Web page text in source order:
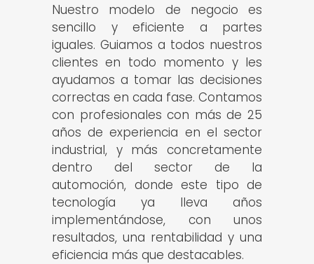
Nuestro modelo de negocio es
sencillo y eficiente a partes
iguales. Guiamos a todos nuestros
clientes en todo momento y les
ayudamos a tomar las decisiones
correctas en cada fase. Contamos
con profesionales con más de 25
años de experiencia en el sector
industrial, y más concretamente
dentro del sector de la
automoción, donde este tipo de
tecnología ya lleva años
implementándose, con unos
resultados, una rentabilidad y una
eficiencia más que destacables.